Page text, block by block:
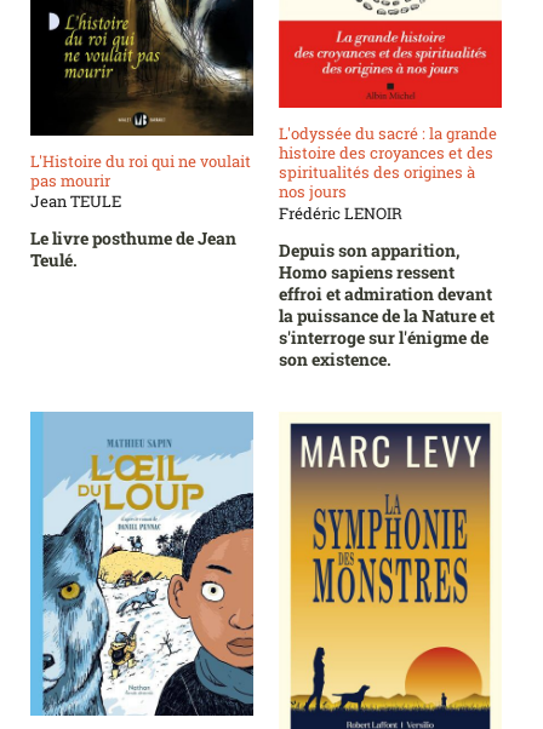
L'Histoire du roi qui ne voulait
pas mourir
Jean TEULE
Le livre posthume de Jean
Teulé.
L'odyssée du sacré : la grande
histoire des croyances et des
spiritualités des origines à
nos jours
Frédéric LENOIR
Depuis son apparition,
Homo sapiens ressent
effroi et admiration devant
la puissance de la Nature et
s'interroge sur l'énigme de
son existence.